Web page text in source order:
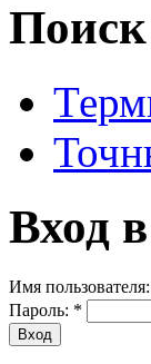
Поиск
Вход
Имя пользователя:
Пароль: *